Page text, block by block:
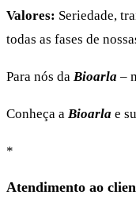
Valores: Seriedade,
todas as fases de
Para nós da Bioarla –
Conheça a Bioarla e
*
Atendimento ao